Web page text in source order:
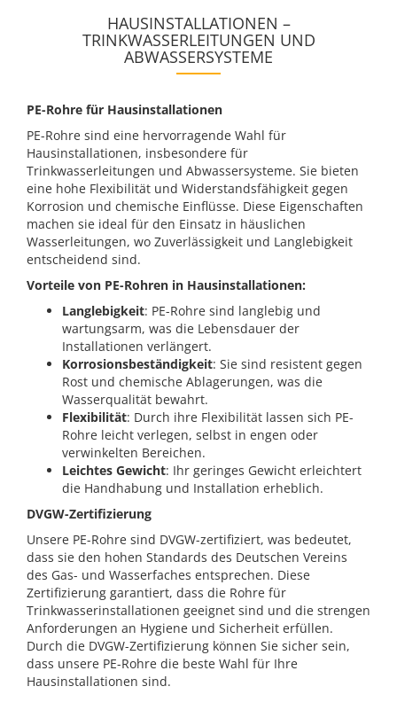
HAUSINSTALLATIONEN –
TRINKWASSERLEITUNGEN UND
ABWASSERSYSTEME
PE-Rohre für Hausinstallationen
PE-Rohre sind eine hervorragende Wahl für
Hausinstallationen, insbesondere für
Trinkwasserleitungen und Abwassersysteme. Sie bieten
eine hohe Flexibilität und Widerstandsfähigkeit gegen
Korrosion und chemische Einflüsse. Diese Eigenschaften
machen sie ideal für den Einsatz in häuslichen
Wasserleitungen, wo Zuverlässigkeit und Langlebigkeit
entscheidend sind.
Vorteile von PE-Rohren in Hausinstallationen:
Langlebigkeit: PE-Rohre sind langlebig und
wartungsarm, was die Lebensdauer der
Installationen verlängert.
Korrosionsbeständigkeit: Sie sind resistent gegen
Rost und chemische Ablagerungen, was die
Wasserqualität bewahrt.
Flexibilität: Durch ihre Flexibilität lassen sich PE-
Rohre leicht verlegen, selbst in engen oder
verwinkelten Bereichen.
Leichtes Gewicht: Ihr geringes Gewicht erleichtert
die Handhabung und Installation erheblich.
DVGW-Zertifizierung
Unsere PE-Rohre sind DVGW-zertifiziert, was bedeutet,
dass sie den hohen Standards des Deutschen Vereins
des Gas- und Wasserfaches entsprechen. Diese
Zertifizierung garantiert, dass die Rohre für
Trinkwasserinstallationen geeignet sind und die strengen
Anforderungen an Hygiene und Sicherheit erfüllen.
Durch die DVGW-Zertifizierung können Sie sicher sein,
dass unsere PE-Rohre die beste Wahl für Ihre
Hausinstallationen sind.